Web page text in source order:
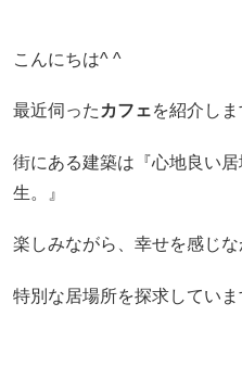
こんにちは^ ^
最近伺った カフェを紹介しま
街にある建築は『心地良い
生。』
楽しみながら、幸せを感じな
特別な居場所を探求していま